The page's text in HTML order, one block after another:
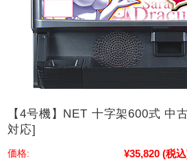
【4号機】NET 十字架600式
対応]
価格: ¥35,820 (税